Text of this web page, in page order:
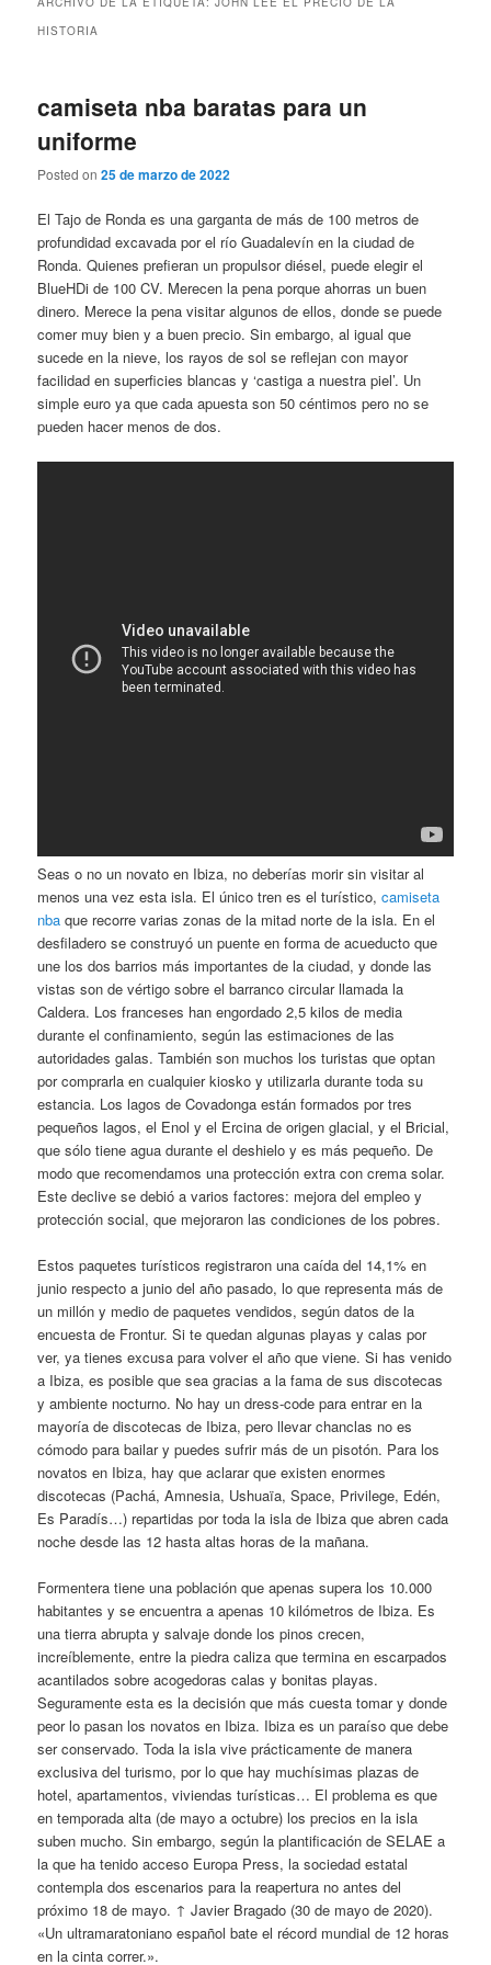
HISTORIA
camiseta nba baratas para un
uniforme
Posted on25 de marzo de 2022
El Tajo de Ronda es una garganta de más de 100 metros de
profundidad excavada por el río Guadalevín en la ciudad de
Ronda. Quienes prefieran un propulsor diésel, puede elegir el
BlueHDi de 100 CV. Merecen la pena porque ahorras un buen
dinero. Merece la pena visitar algunos de ellos, donde se puede
comer muy bien y a buen precio. Sin embargo, al igual que
sucede en la nieve, los rayos de sol se reflejan con mayor
facilidad en superficies blancas y ‘castiga a nuestra piel’. Un
simple euro ya que cada apuesta son 50 céntimos pero no se
pueden hacer menos de dos.
Seas o no un novato en Ibiza, no deberías morir sin visitar al
menos una vez esta isla. El único tren es el turístico,camiseta
nba que recorre varias zonas de la mitad norte de la isla. En el
desfiladero se construyó un puente en forma de acueducto que
une los dos barrios más importantes de la ciudad, y donde las
vistas son de vértigo sobre el barranco circular llamada la
Caldera. Los franceses han engordado 2,5 kilos de media
durante el confinamiento, según las estimaciones de las
autoridades galas. También son muchos los turistas que optan
por comprarla en cualquier kiosko y utilizarla durante toda su
estancia. Los lagos de Covadonga están formados por tres
pequeños lagos, el Enol y el Ercina de origen glacial, y el Bricial,
que sólo tiene agua durante el deshielo y es más pequeño. De
modo que recomendamos una protección extra con crema solar.
Este declive se debió a varios factores: mejora del empleo y
protección social, que mejoraron las condiciones de los pobres.
Estos paquetes turísticos registraron una caída del 14,1% en
junio respecto a junio del año pasado, lo que representa más de
un millón y medio de paquetes vendidos, según datos de la
encuesta de Frontur. Si te quedan algunas playas y calas por
ver, ya tienes excusa para volver el año que viene. Si has venido
a Ibiza, es posible que sea gracias a la fama de sus discotecas
y ambiente nocturno. No hay un dress-code para entrar en la
mayoría de discotecas de Ibiza, pero llevar chanclas no es
cómodo para bailar y puedes sufrir más de un pisotón. Para los
novatos en Ibiza, hay que aclarar que existen enormes
discotecas (Pachá, Amnesia, Ushuaïa, Space, Privilege, Edén,
Es Paradís…) repartidas por toda la isla de Ibiza que abren cada
noche desde las 12 hasta altas horas de la mañana.
Formentera tiene una población que apenas supera los 10.000
habitantes y se encuentra a apenas 10 kilómetros de Ibiza. Es
una tierra abrupta y salvaje donde los pinos crecen,
increíblemente, entre la piedra caliza que termina en escarpados
acantilados sobre acogedoras calas y bonitas playas.
Seguramente esta es la decisión que más cuesta tomar y donde
peor lo pasan los novatos en Ibiza. Ibiza es un paraíso que debe
ser conservado. Toda la isla vive prácticamente de manera
exclusiva del turismo, por lo que hay muchísimas plazas de
hotel, apartamentos, viviendas turísticas… El problema es que
en temporada alta (de mayo a octubre) los precios en la isla
suben mucho. Sin embargo, según la plantificación de SELAE a
la que ha tenido acceso Europa Press, la sociedad estatal
contempla dos escenarios para la reapertura no antes del
próximo 18 de mayo. ↑ Javier Bragado (30 de mayo de 2020).
«Un ultramaratoniano español bate el récord mundial de 12 horas
en la cinta correr.».